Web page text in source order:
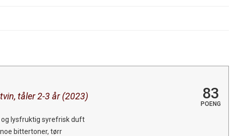
tåler 2-3 år (2023) 83
POENG
og lysfruktig syrefrisk duft
bittertoner, tørr